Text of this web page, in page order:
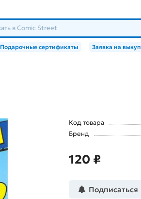
Подарочные сертификаты Заявка на выкуп
Код товара
Бренд
120 ₽
Подписаться